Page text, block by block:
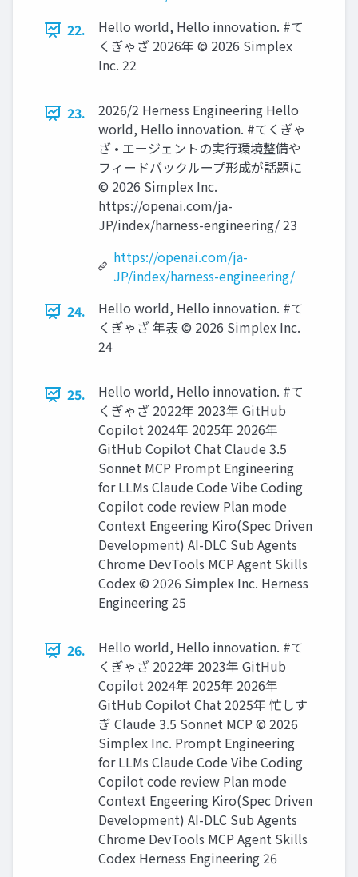
22.
Hello world, Hello innovation. #て
くぎゃざ 2026年 ©️ 2026 Simplex
Inc. 22
23.
2026/2 Herness Engineering Hello
world, Hello innovation. #てくぎゃ
ざ • エージェントの実行環境整備や
フィードバックループ形成が話題に
©️ 2026 Simplex Inc.
https://openai.com/ja-
JP/index/harness-engineering/ 23
https://openai.com/ja-
JP/index/harness-engineering/
24.
Hello world, Hello innovation. #て
くぎゃざ 年表 ©️ 2026 Simplex Inc.
24
25.
Hello world, Hello innovation. #て
くぎゃざ 2022年 2023年 GitHub
Copilot 2024年 2025年 2026年
GitHub Copilot Chat Claude 3.5
Sonnet MCP Prompt Engineering
for LLMs Claude Code Vibe Coding
Copilot code review Plan mode
Context Engeering Kiro(Spec Driven
Development) AI-DLC Sub Agents
Chrome DevTools MCP Agent Skills
Codex ©️ 2026 Simplex Inc. Herness
Engineering 25
26.
Hello world, Hello innovation. #て
くぎゃざ 2022年 2023年 GitHub
Copilot 2024年 2025年 2026年
GitHub Copilot Chat 2025年 忙しす
ぎ Claude 3.5 Sonnet MCP ©️ 2026
Simplex Inc. Prompt Engineering
for LLMs Claude Code Vibe Coding
Copilot code review Plan mode
Context Engeering Kiro(Spec Driven
Development) AI-DLC Sub Agents
Chrome DevTools MCP Agent Skills
Codex Herness Engineering 26